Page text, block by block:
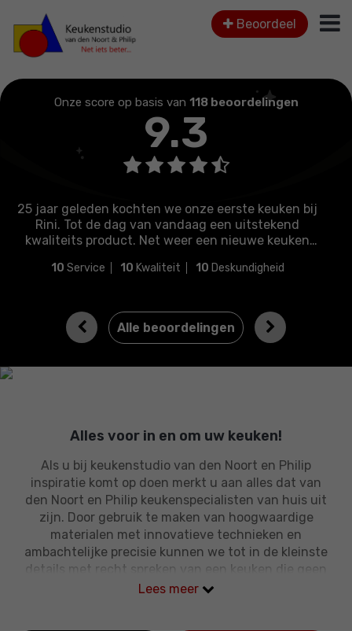
Beoordeel
Onze score op basis van 118 beoordelingen
9.3
we onze eerste keuken bij
van vandaag een uitstekend
Net weer een nieuwe keuken
blij met Rini, Lorenzo en het team.
Kwaliteit 10Deskundigheid
A bit late with
bought and
extremely
being ripped off!
crooked as they
wished to
would certainly
10
PreviousAlle beoordelingen Next
Alles voor in en om uw keuken!
Als u bij keukenstudio van den Noort en Philip
inspiratie komt op doen merkt u aan alles dat van
den Noort en Philip keukenspecialisten van huis uit
zijn. Door gebruik te maken van hoogwaardige
materialen met innovatieve technieken en
ambachtelijke precisie kunnen we tot in de kleinste
details met recht spreken van een keuken die geen
gelijke kent.
Lees meer